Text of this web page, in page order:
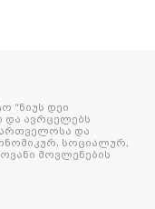
“ნიუს დეი
და ავრცელებს
და
სოციალურ,
მოვლენების